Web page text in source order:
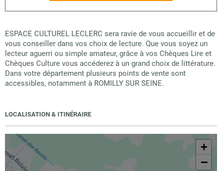
ESPACE CULTUREL LECLERC sera ravie de vous accueillir et de
vous conseiller dans vos choix de lecture. Que vous soyez un
lecteur aguerri ou simple amateur, grâce à vos Chèques Lire et
Chèques Culture vous accéderez à un grand choix de littérature.
Dans votre département plusieurs points de vente sont
accessibles, notamment à ROMILLY SUR SEINE.
LOCALISATION & ITINÉRAIRE
+
−